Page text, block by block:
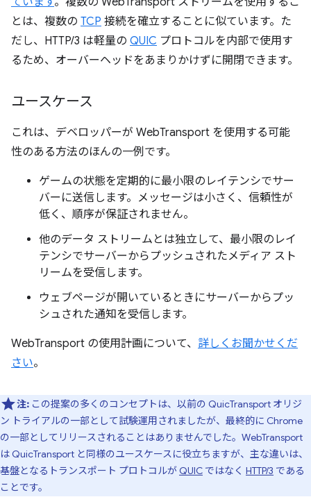
とは、複数の TCP 接続を確立することに似ています。た
だし、HTTP/3 は軽量の QUIC プロトコルを内部で使用す
るため、オーバーヘッドをあまりかけずに開閉できます。
ユースケース
これは、デベロッパーが WebTransport を使用する可能
性のある方法のほんの一例です。
ゲームの状態を定期的に最小限のレイテンシでサー
バーに送信します。メッセージは小さく、信頼性が
低く、順序が保証されません。
他のデータ ストリームとは独立して、最小限のレイ
テンシでサーバーからプッシュされたメディア スト
リームを受信します。
ウェブページが開いているときにサーバーからプッ
シュされた通知を受信します。
WebTransport の使用計画について、 詳しくお聞かせくだ
さい。
注: この提案の多くのコンセプトは、以前の QuicTransport オリジ
ン トライアルの一部として試験運用されましたが、最終的に Chrome
の一部としてリリースされることはありませんでした。WebTransport
は QuicTransport と同様のユースケースに役立ちますが、主な違いは、
基盤となるトランスポート プロトコルがQUIC ではなく HTTP/3 である
ことです。